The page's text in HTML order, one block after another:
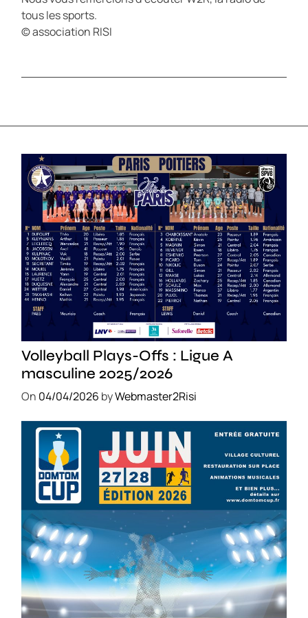
tous les sports.
© association RISI
Volleyball Plays-Offs : Ligue A
masculine 2025/2026
On 04/04/2026 byWebmaster2Risi
SPORT COMPÉTITIONS FOOTBALL JEUNESSE & SPORTS